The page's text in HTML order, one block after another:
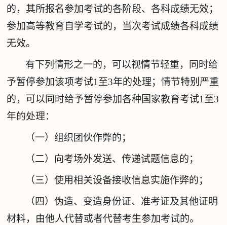
的，其所报名参加考试的各阶段、各科成绩无效；
参加高等教育自学考试的，当次考试成绩各科成绩
无效。
有下列情形之一的，可以视情节轻重，同时给
予暂停参加该项考试1至3年的处理；情节特别严重
的，可以同时给予暂停参加各种国家教育考试1至3
年的处理：
（一）组织团伙作弊的；
（二）向考场外发送、传递试题信息的；
（三）使用相关设备接收信息实施作弊的；
（四）伪造、变造身份证、准考证及其他证明
材料，由他人代替或者代替考生参加考试的。